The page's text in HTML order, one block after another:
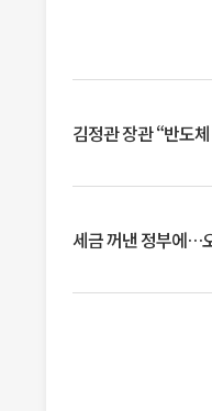
김정관 장관 “반도
세금 꺼낸 정부에…